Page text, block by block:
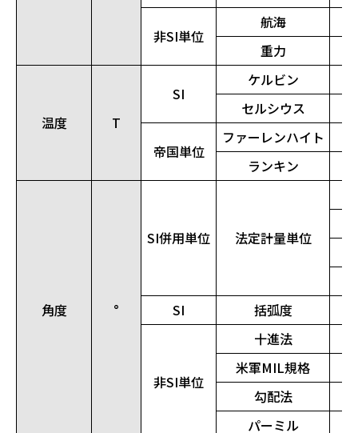
非SI単位
航海
重力
温度 T
SI
ケルビン
セルシウス
帝国単位
ファーレンハイト
ランキン
角度 °
SI併用単位 法定計量単位
SI 括弧度
非SI単位
十進法
米軍MIL規格
勾配法
パーミル